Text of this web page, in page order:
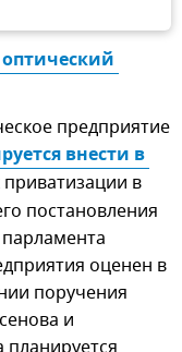
предприятие
внести в
в
постановления
оценен в
поручения
и